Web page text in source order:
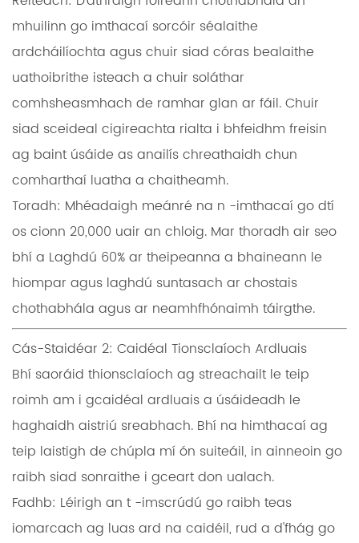
mhuilinn go imthacaí sorcóir séalaithe
ardcháilíochta agus chuir siad córas bealaithe
uathoibrithe isteach a chuir soláthar
comhsheasmhach de ramhar glan ar fáil. Chuir
siad sceideal cigireachta rialta i bhfeidhm freisin
ag baint úsáide as anailís chreathaidh chun
comharthaí luatha a chaitheamh.
Toradh: Mhéadaigh meánré na n -imthacaí go dtí
os cionn 20,000 uair an chloig. Mar thoradh air seo
bhí a Laghdú 60% ar theipeanna a bhaineann le
hiompar agus laghdú suntasach ar chostais
chothabhála agus ar neamhfhónaimh táirgthe.
Cás-Staidéar 2: Caidéal Tionsclaíoch Ardluais
Bhí saoráid thionsclaíoch ag streachailt le teip
roimh am i gcaidéal ardluais a úsáideadh le
haghaidh aistriú sreabhach. Bhí na himthacaí ag
teip laistigh de chúpla mí ón suiteáil, in ainneoin go
raibh siad sonraithe i gceart don ualach.
Fadhb: Léirigh an t -imscrúdú go raibh teas
iomarcach ag luas ard na caidéil, rud a d'fhág go